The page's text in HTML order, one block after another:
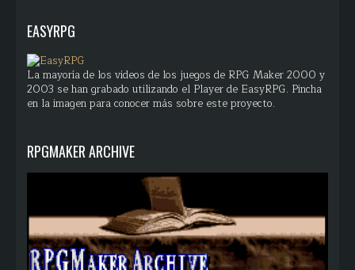
EASYRPG
La mayoría de los videos de los juegos de RPG Maker 2000 y
2003 se han grabado utilizando el Player de EasyRPG. Pincha
en la imagen para conocer más sobre este proyecto.
RPGMAKER ARCHIVE